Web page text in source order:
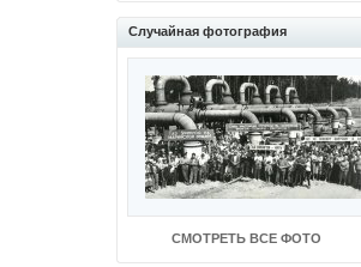
Случайная фотография
СМОТРЕТЬ ВСЕ ФОТО